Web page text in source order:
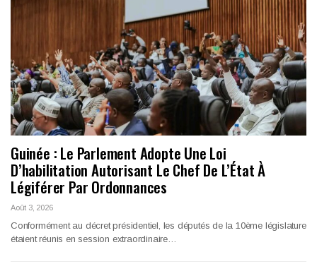
Guinée : Le Parlement Adopte Une Loi
D’habilitation Autorisant Le Chef De L’État À
Légiférer Par Ordonnances
Août 3, 2026
Conformément au décret présidentiel, les députés de la 10ème législature
étaient réunis en session extraordinaire…